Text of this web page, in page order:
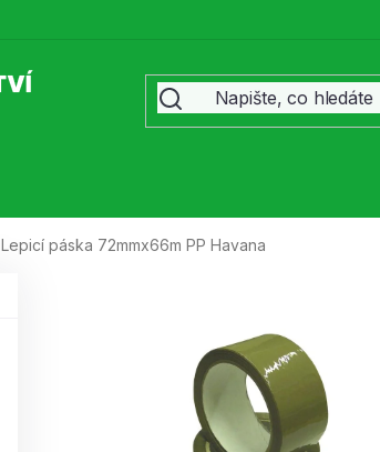
Lepicí páska 72mmx66m PP Havana